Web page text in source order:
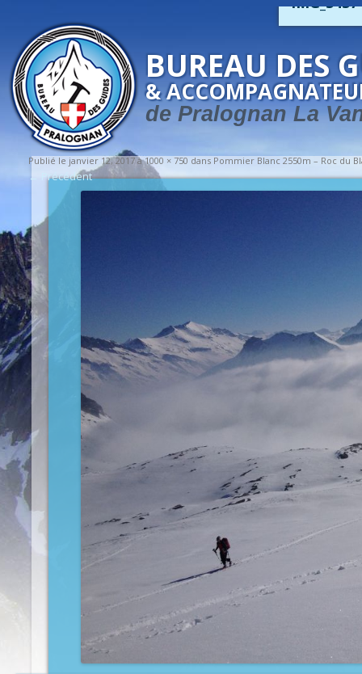
BUREAU DES
&
de Pralognan La
Publié le janvier 12, 2017à1000 × 750 dans Pommier Blanc 2550m – Roc du
← Précédent